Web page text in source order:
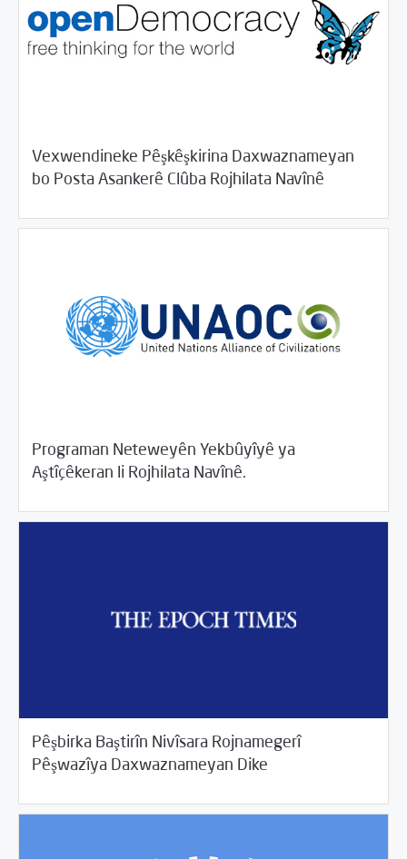
Vexwendineke Pêşkêşkirina Daxwaznameyan
bo Posta Asankerê Clûba Rojhilata Navînê
20/2017 Rahînan û Beşdarî
Programan Neteweyên Yekbûyîyê ya
Aştîçêkeran li Rojhilata Navînê.
20/2017 Rahînan û Beşdarî
Pêşbirka Baştirîn Nivîsara Rojnamegerî
Pêşwazîya Daxwaznameyan Dike
20/2017 Rahînan û Beşdarî